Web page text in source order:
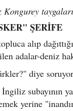
ŞERİFE
alıp
adalar-deniz
diye
subayının
yerine